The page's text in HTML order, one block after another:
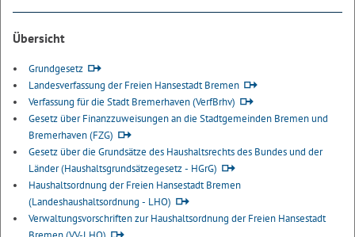
Übersicht
Grundgesetz
Landesverfassung der Freien Hansestadt Bremen
Verfassung für die Stadt Bremerhaven (VerfBrhv)
Gesetz über Finanzzuweisungen an die Stadtgemeinden Bremen und
Bremerhaven (FZG)
Gesetz über die Grundsätze des Haushaltsrechts des Bundes und der
Länder (Haushaltsgrundsätzegesetz - HGrG)
Haushaltsordnung der Freien Hansestadt Bremen
(Landeshaushaltsordnung - LHO)
Verwaltungsvorschriften zur Haushaltsordnung der Freien Hansestadt